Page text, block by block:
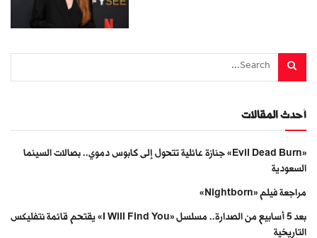
أحدث المقالات
«Evil Dead Burn» جنازة عائلية تتحول إلى كابوس دموي.. بصالات السينما
السعودية
مراجعة فيلم «Nightborn»
بعد 5 أسابيع من الصدارة.. مسلسل «I Will Find You» يقتحم قائمة نتفليكس
التاريخية